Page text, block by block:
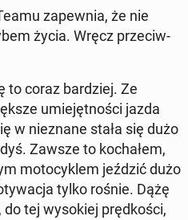
za­pew­nia, że nie
życia. Wręcz prze­ciw­
to coraz bar­dziej. Ze
umie­jęt­no­ści jazda
w nie­zna­ne stała się dużo
Zawsze to ko­cha­łem,
mo­to­cy­klem jeździć dużo
tylko rośnie. Dążę
do tej wy­so­kiej pręd­ko­ści,